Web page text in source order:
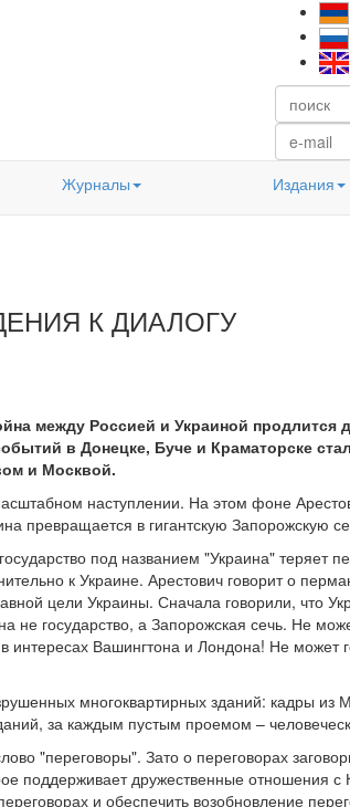
Журналы Издания
К ДИАЛОГУ
между Россией и Украиной продлится
в Донецке, Буче и Краматорске
и Москвой.
наступлении. На этом фоне
превращается в гигантскую Запорожскую
под названием "Украина" теряет
к Украине. Арестович говорит о
цели Украины. Сначала говорили, что
не государство, а Запорожская сечь. Не
интересах Вашингтона и Лондона! Не может
многоквартирных зданий: кадры из
за каждым пустым проемом –
"переговоры". Зато о переговорах
поддерживает дружественные отношения с
и обеспечить возобновление